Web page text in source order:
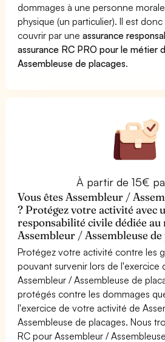
dommages à une personne
physique (un particulier). Il est
couvrir par uneassurance
assurance RC PRO pour le métier
Assembleuse de placages.
À partir de 15€
Vous êtes Assembleur /
? Protégez votre activité avec
responsabilité civile dédiée au
Assembleur / Assembleuse de
Protégez votre activité contre les
pouvant survenir lors de l'exercice
Assembleur / Assembleuse de
protégés contre les dommages
l'exercice de votre activité de
Assembleuse de placages. Nous
RC pour Assembleur /